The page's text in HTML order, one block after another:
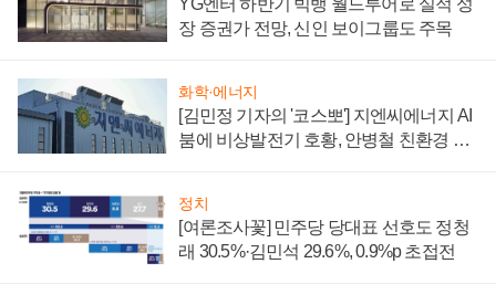
YG엔터 하반기 빅뱅 월드투어로 실적 성
장 증권가 전망, 신인 보이그룹도 주목
화학·에너지
[김민정 기자의 '코스뽀'] 지엔씨에너지 AI
붐에 비상발전기 호황, 안병철 친환경 에
정치
[여론조사꽃] 민주당 당대표 선호도 정청
래 30.5%·김민석 29.6%, 0.9%p 초접전